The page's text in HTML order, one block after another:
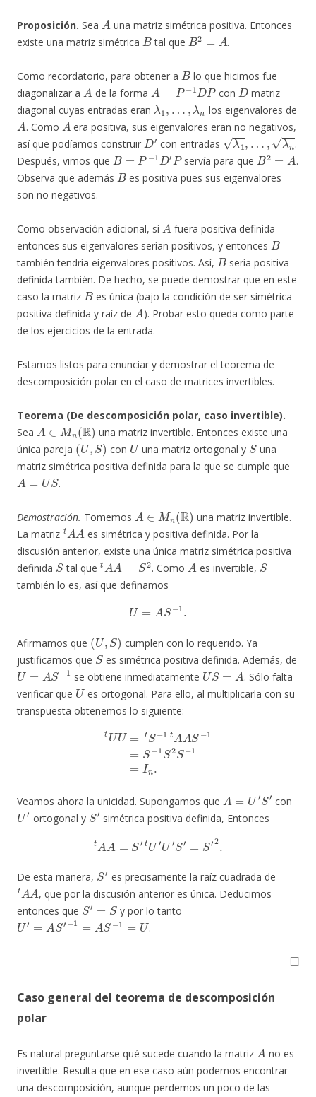
Proposición. Sea
A
una matriz simétrica positiva. Entonces
existe una matriz simétrica
B
tal que
B2=A
.
Como recordatorio, para obtener a
B
lo que hicimos fue
diagonalizar a
A
de la forma
A=P −1DP
con
D
matriz
diagonal cuyas entradas eran
λ … n
los eigenvalores de
A
. Como
A
era positiva, sus eigenvalores eran no negativos,
así que podíamos construir
D′
con entradas
λ1,… ,λn
.
Después, vimos que
B=P−1D P
servía para que
B2 = A
.
Observa que además
B
es positiva pues sus eigenvalores
son no negativos.
Como observación adicional, si
A
fuera positiva definida
entonces sus eigenvalores serían positivos, y entonces
B
también tendría eigenvalores positivos. Así,
B
sería positiva
definida también. De hecho, se puede demostrar que en este
caso la matriz
B
es única (bajo la condición de ser simétrica
positiva definida y raíz de
A
). Probar esto queda como parte
de los ejercicios de la entrada.
Estamos listos para enunciar y demostrar el teorema de
descomposición polar en el caso de matrices invertibles.
Teorema (De descomposición polar, caso invertible).
Sea
A∈Mn(R)
una matriz invertible. Entonces existe una
única pareja
(U,S )
con
U
una matriz ortogonal y
S
una
matriz simétrica positiva definida para la que se cumple que
A=US
.
Demostración. Tomemos
A M n R)
una matriz invertible.
La matriz
tAA
es simétrica y positiva definida. Por la
discusión anterior, existe una única matriz simétrica positiva
definida
S
tal que
tAA=S 2
. Como
A
es invertible,
S
también lo es, así que definamos
U S −1.
Afirmamos que
(U
cumplen con lo requerido. Ya
justificamos que
S
es simétrica positiva definida. Además, de
U=AS−1
se obtiene inmediatamente
US=A
. Sólo falta
verificar que
U
es ortogonal. Para ello, al multiplicarla con su
transpuesta obtenemos lo siguiente:
S−1t S−1=S − 1 S2S
Veamos ahora la unicidad. Supongamos que con
U′
ortogonal y
S ′
simétrica positiva definida, Entonces
tA =S′tU′U′S′= .
De esta manera,
S′
es precisamente la raíz cuadrada de
tAA
, que por la discusión anterior es única. Deducimos
entonces que
S′=S
y por lo tanto
U′=AS′−1=A S 1 =U
.
◻
Caso general del teorema de descomposición
polar
Es natural preguntarse qué sucede cuando la matriz
A
no es
invertible. Resulta que en ese caso aún podemos encontrar
una descomposición, aunque perdemos un poco de las